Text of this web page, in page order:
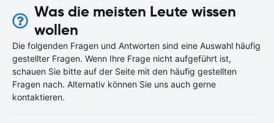
Was die meisten Leute wissen
wollen
Die folgenden Fragen und Antworten sind eine Auswahl häufig
gestellter Fragen. Wenn Ihre Frage nicht aufgeführt ist,
schauen Sie bitte auf der Seite mit den häufig gestellten
Fragen nach. Alternativ können Sie uns auch gerne
kontaktieren.